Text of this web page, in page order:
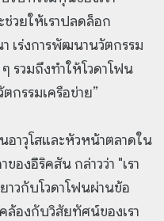
วยให้เราปลดล็อก
เร่งการพัฒนานวัตกรรม
รวมถึงทำให้โวดาโฟน
กรรมเครือข่าย”
าวุโสและหัวหน้าตลาดใน
องอีริคสัน กล่าวว่า "เรา
าวกับโวดาโฟนผ่านข้อ
องกับวิสัยทัศน์ของเรา